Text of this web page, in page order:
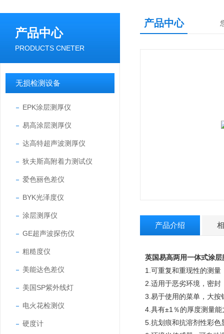
产品中心
PRODUCTS CNETER
无损检测设备
EPK涂层测厚仪
易高涂层测厚仪
达高特超声波测厚仪
狄夫斯高附着力测试仪
爱色丽色差仪
BYK光泽度仪
涂层测厚仪
GE超声波探伤仪
粗糙度仪
美能达色差仪
美国SP紫外线灯
电火花检测仪
硬度计
产品中心
产品介绍
英国易高两用一体式涂
1.可重复和重现性的测量
2.适用于恶劣环境，密
3.易于使用的菜单，大按
4.具有±1％的厚度测量
5.抗划痕和抗溶剂性彩